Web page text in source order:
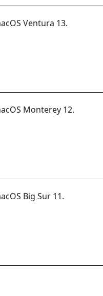
Ventura 13.
Monterey 12.
Big Sur 11.